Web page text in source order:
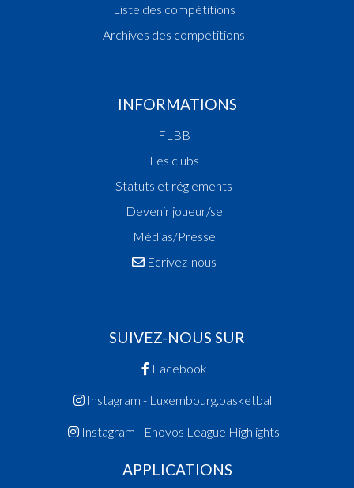
Liste des compétitions
Archives des compétitions
INFORMATIONS
FLBB
Les clubs
Statuts et réglements
Devenir joueur/se
Médias/Presse
Ecrivez-nous
SUIVEZ-NOUS SUR
Facebook
Instagram - Luxembourg.basketball
Instagram - Enovos League Highlights
APPLICATIONS